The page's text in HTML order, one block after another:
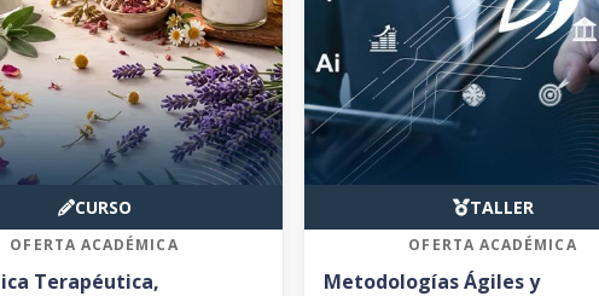
CURSO
OFERTA ACADÉMICA
Terapéutica,
TALLER
OFERTA ACADÉMICA
Metodologías Ágiles y